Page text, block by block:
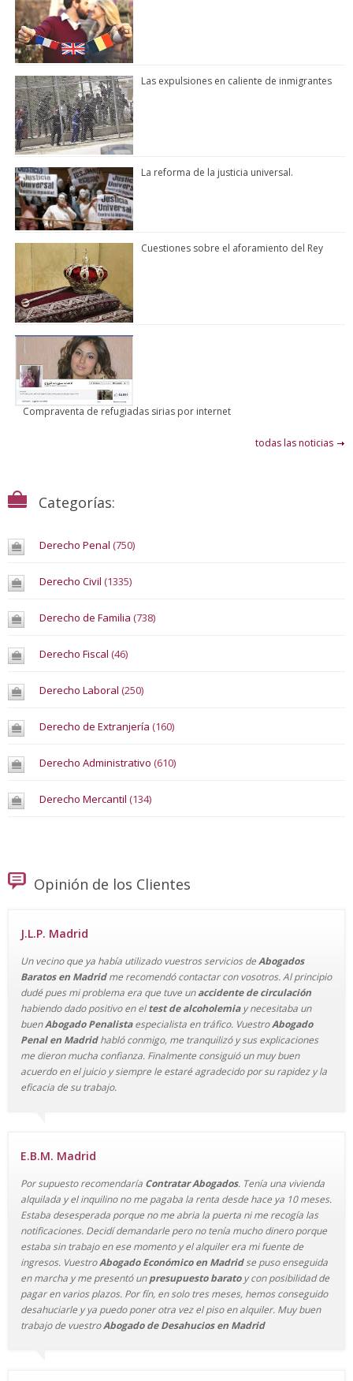
Las expulsiones en caliente de inmigrantes
La reforma de la justicia universal.
Cuestiones sobre el aforamiento del Rey
Compraventa de refugiadas sirias por internet
todas las noticias
Categorías:
Derecho Penal (750)
Derecho Civil (1335)
Derecho de Familia (738)
Derecho Fiscal (46)
Derecho Laboral (250)
Derecho de Extranjería (160)
Derecho Administrativo (610)
Derecho Mercantil (134)
Opinión de los Clientes
J.L.P. Madrid
Un vecino que ya había utilizado vuestros servicios deAbogados
Baratos en Madridme recomendó contactar con vosotros. Al principio
dudé pues mi problema era que tuve unaccidente de circulación
habiendo dado positivo en eltest de alcoholemiay necesitaba un
buenAbogado Penalistaespecialista en tráfico. VuestroAbogado
Penal en Madridhabló conmigo, me tranquilizó y sus explicaciones
me dieron mucha confianza. Finalmente consiguió un muy buen
acuerdo en el juicio y siempre le estaré agradecido por su rapidez y la
eficacia de su trabajo.
E.B.M. Madrid
Por supuesto recomendaría Contratar Abogados. Tenía una vivienda
alquilada y el inquilino no me pagaba la renta desde hace ya 10 meses.
Estaba desesperada porque no me abria la puerta ni me recogía las
notificaciones. Decidí demandarle pero no tenía mucho dinero porque
estaba sin trabajo en ese momento y el alquiler era mi fuente de
ingresos. VuestroAbogado Económico en Madridse puso enseguida
en marcha y me presentó unpresupuesto baratoy con posibilidad de
pagar en varios plazos. Por fín, en solo tres meses, hemos conseguido
desahuciarle y ya puedo poner otra vez el piso en alquiler. Muy buen
trabajo de vuestroAbogado de Desahucios en Madrid